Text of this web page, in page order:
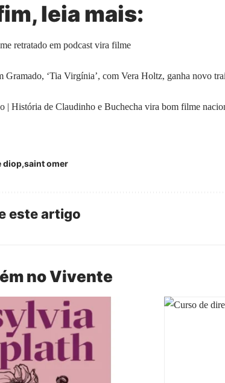
leia mais:
retratado em podcast vira filme
Gramado, ‘Tia Virgínia’, com Vera Holtz, ganha novo
| História de Claudinho e Buchecha vira bom filme
diop saint omer
este artigo
no Vivente